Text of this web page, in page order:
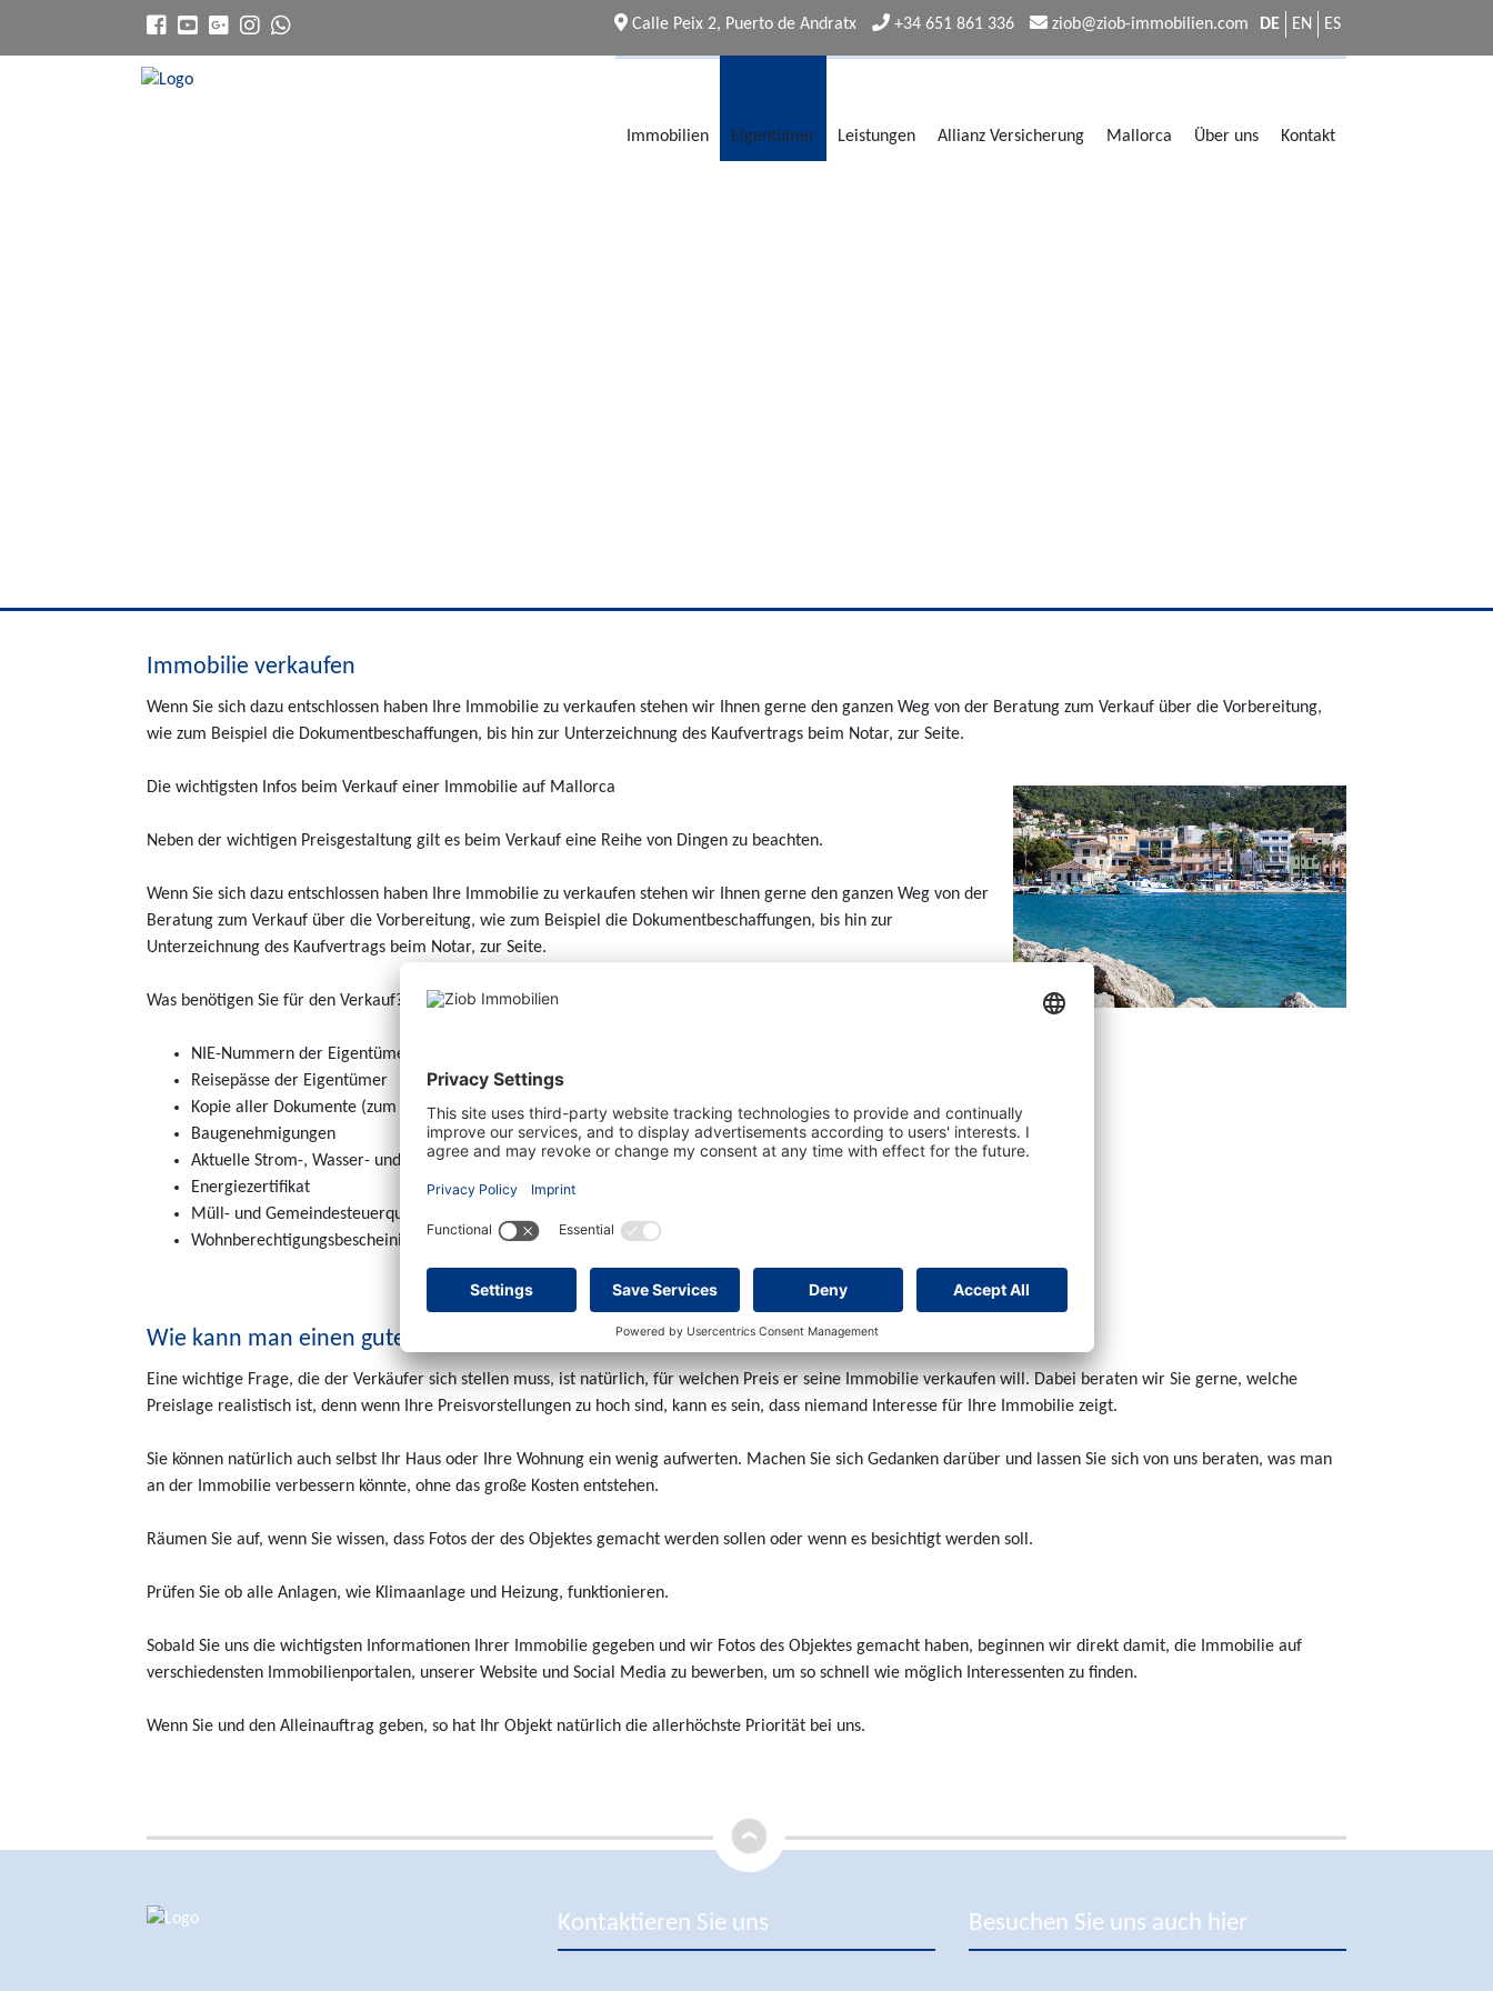
Calle Peix 2, Puerto de Andratx +34 651 861 336 ziob@ziob-immobilien.com DE EN ES
Immobilien Eigentümer Leistungen Allianz Versicherung Mallorca Über uns Kontakt
Immobilie verkaufen
Wenn Sie sich dazu entschlossen haben Ihre Immobilie zu verkaufen stehen wir Ihnen gerne den ganzen Weg von der Beratung zum Verkauf über die Vorbereitung,
wie zum Beispiel die Dokumentbeschaffungen, bis hin zur Unterzeichnung des Kaufvertrags beim Notar, zur Seite.
Die wichtigsten Infos beim Verkauf einer Immobilie auf Mallorca
Neben der wichtigen Preisgestaltung gilt es beim Verkauf eine Reihe von Dingen zu beachten.
Wenn Sie sich dazu entschlossen haben Ihre Immobilie zu verkaufen stehen wir Ihnen gerne den ganzen Weg von der
Beratung zum Verkauf über die Vorbereitung, wie zum Beispiel die Dokumentbeschaffungen, bis hin zur
Unterzeichnung des Kaufvertrags beim Notar, zur Seite.
Was benötigen Sie für den Verkauf?
NIE-Nummern der Eigentümer
Reisepässe der Eigentümer
Kopie aller Dokumente (zum Beispiel Besitzurkunde)
Baugenehmigungen
Aktuelle Strom-, Wasser- und Telefonrechnungen
Energiezertifikat
Müll- und Gemeindesteuerquittungen
Wohnberechtigungsbescheinigung
Wie kann man einen guten Verkaufspreis erzielen?
Eine wichtige Frage, die der Verkäufer sich stellen muss, ist natürlich, für welchen Preis er seine Immobilie verkaufen will. Dabei beraten wir Sie gerne, welche
Preislage realistisch ist, denn wenn Ihre Preisvorstellungen zu hoch sind, kann es sein, dass niemand Interesse für Ihre Immobilie zeigt.
Sie können natürlich auch selbst Ihr Haus oder Ihre Wohnung ein wenig aufwerten. Machen Sie sich Gedanken darüber und lassen Sie sich von uns beraten, was man
an der Immobilie verbessern könnte, ohne das große Kosten entstehen.
Räumen Sie auf, wenn Sie wissen, dass Fotos der des Objektes gemacht werden sollen oder wenn es besichtigt werden soll.
Prüfen Sie ob alle Anlagen, wie Klimaanlage und Heizung, funktionieren.
Sobald Sie uns die wichtigsten Informationen Ihrer Immobilie gegeben und wir Fotos des Objektes gemacht haben, beginnen wir direkt damit, die Immobilie auf
verschiedensten Immobilienportalen, unserer Website und Social Media zu bewerben, um so schnell wie möglich Interessenten zu finden.
Wenn Sie und den Alleinauftrag geben, so hat Ihr Objekt natürlich die allerhöchste Priorität bei uns.
Kontaktieren Sie uns Besuchen Sie uns auch hier